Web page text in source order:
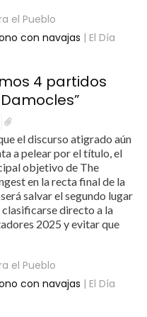
el Pueblo
con navajas | El Día
4 partidos
el discurso atigrado aún
a pelear por el título, el
objetivo de The
en la recta final de la
salvar el segundo lugar
clasificarse directo a la
2025 y evitar que
el Pueblo
con navajas | El Día